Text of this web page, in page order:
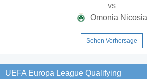
vs
Omonia Nicosia
Sehen Vorhersage
UEFA Europa League Qualifying